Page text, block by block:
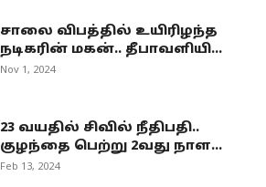
சாலை விபத்தில் உயிரிழந்த
நடிகரின் மகன்.. தீபாவளியி...
Nov 1, 2024
23 வயதில் சிவில் நீதிபதி..
குழந்தை பெற்று 2வது நாள...
Feb 13, 2024